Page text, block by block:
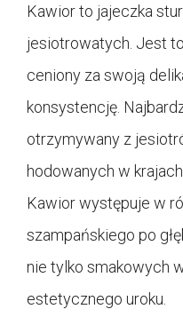
Kawior to jajeczka
jesiotrowatych. Jest
ceniony za swoją
konsystencję.
otrzymywany z
hodowanych w
Kawior występuje w
szampańskiego po
nie tylko smakowych
estetycznego uroku.